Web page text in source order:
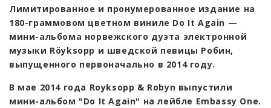
Лимитированное и пронумерованное издание на
180-граммовом цветном виниле Do It Again —
мини-альбома норвежского дуэта электронной
музыки Röyksopp и шведской певицы Робин,
выпущенного первоначально в 2014 году.
В мае 2014 года Royksopp & Robyn выпустили
мини-альбом "Do It Again" на лейбле Embassy One.